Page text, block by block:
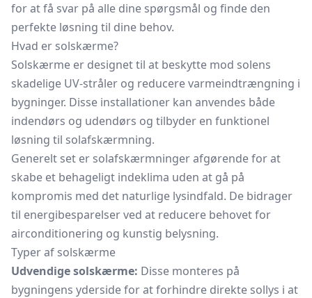
for at få svar på alle dine spørgsmål og finde den
perfekte løsning til dine behov.
Hvad er solskærme?
Solskærme er designet til at beskytte mod solens
skadelige UV-stråler og reducere varmeindtrængning i
bygninger. Disse installationer kan anvendes både
indendørs og udendørs og tilbyder en funktionel
løsning til solafskærmning.
Generelt set er solafskærmninger afgørende for at
skabe et behageligt indeklima uden at gå på
kompromis med det naturlige lysindfald. De bidrager
til energibesparelser ved at reducere behovet for
airconditionering og kunstig belysning.
Typer af solskærme
Udvendige solskærme: Disse monteres på
bygningens yderside for at forhindre direkte sollys i at